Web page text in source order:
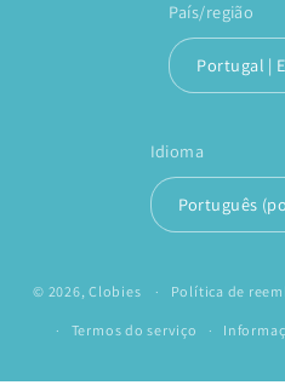
País/região
Idioma
Português
© 2026,Clobies Política de
Termos do serviço